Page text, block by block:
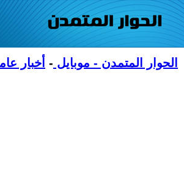
الحوار المتمدن - موبايل - أخبار